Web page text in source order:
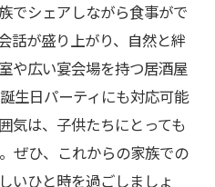
でシェアしながら食事がで
話が盛り上がり、自然と絆
や広い宴会場を持つ居酒屋
生日パーティにも対応可能
気は、子供たちにとっても
ぜひ、これからの家族での
いひと時を過ごしましょ